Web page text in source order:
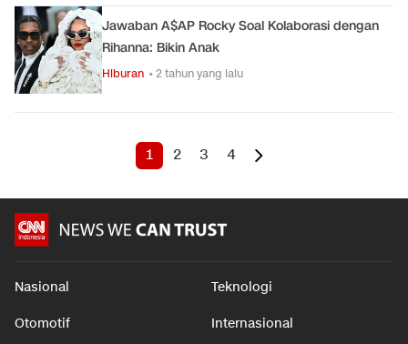
Jawaban A$AP Rocky Soal Kolaborasi dengan
Rihanna: Bikin Anak
Hiburan • 2 tahun yang lalu
1 2 3 4
Nasional Teknologi
Otomotif Internasional